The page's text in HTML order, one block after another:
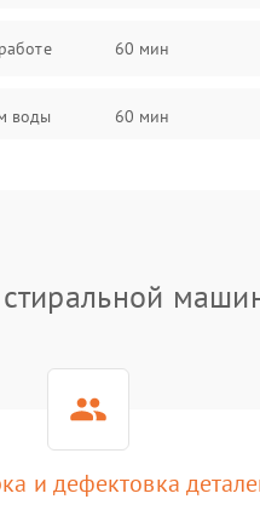
60 мин
воды 60 мин
и дефектовка